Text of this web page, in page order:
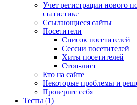
Учет регистрации нового
статистике
Ссылающиеся сайты
Посетители
Список посетителей
Сессии посетителей
Хиты посетителей
Стоп-лист
Кто на сайте
Некоторые проблемы и
Проверьте себя
Тесты (1)